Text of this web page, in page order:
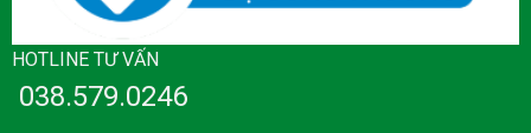
HOTLINE TƯ VẤN
038.579.0246